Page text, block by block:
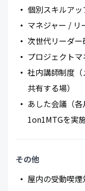
個別スキルア
マネジャー / リ
次世代リーダー
プロジェクト
社内講師制度
共有する場）
あした会議（
1on1MTGを実施
その他
屋内の受動喫